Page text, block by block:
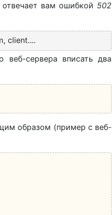
вам ошибкой 502
client....
сервера вписать два
образом (пример с веб-